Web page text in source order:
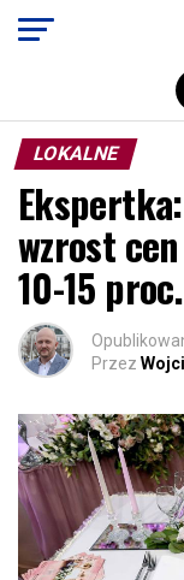
LOKALNE
wzrost
10-15 proc.
Przez